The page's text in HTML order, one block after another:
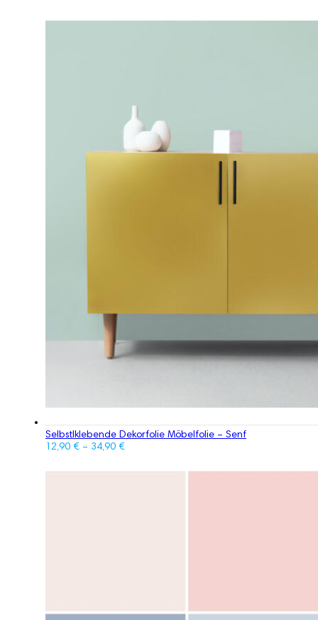
Selbstlklebende Dekorfolie Möbelfolie – Senf
12,90 € – 34,90 €